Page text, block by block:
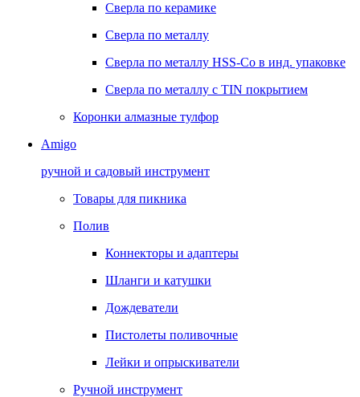
Сверла по керамике
Сверла по металлу
Сверла по металлу HSS-Co в инд. упаковке
Сверла по металлу с TIN покрытием
Коронки алмазные тулфор
Amigo
ручной и садовый инструмент
Товары для пикника
Полив
Коннекторы и адаптеры
Шланги и катушки
Дождеватели
Пистолеты поливочные
Лейки и опрыскиватели
Ручной инструмент